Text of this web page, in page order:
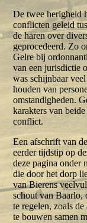
De twee herigheid
conflicten geleid
de haren over
geprocedeerd. Zo
Gelre bij
van een jurisdictie
was schijnbaar
houden van
omstandigheden.
karakters van
conflict.
Een afschrift van
eerder tijdstip op
deze pagina onder
die door het dorp
van Bierens
schout van Baarlo,
te regelen, zoals
te bouwen samen